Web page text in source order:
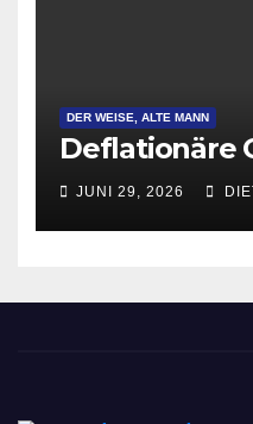
DER WEISE, ALTE MANN
Deflationäre
JUNI 29, 2026